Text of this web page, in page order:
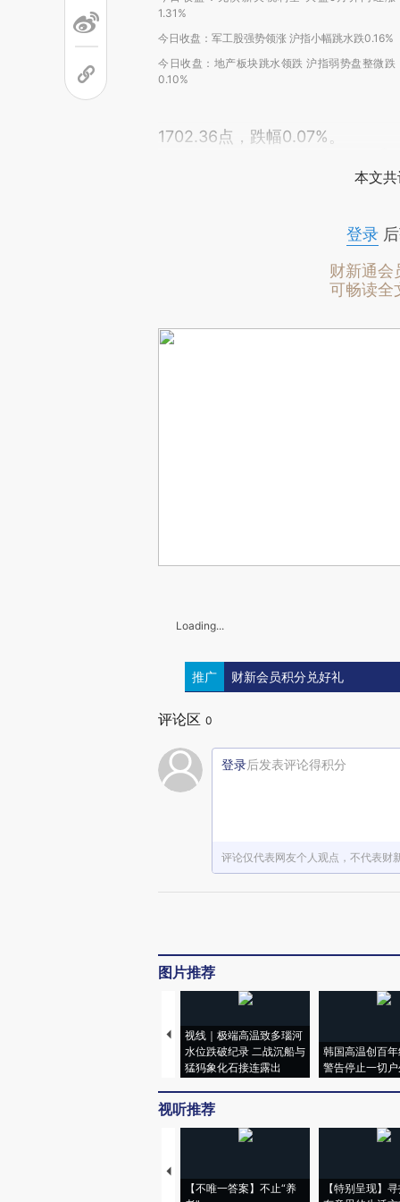
1.31%
今日收盘：军工股强势领涨 沪指小幅跳水跌0.16%
今日收盘：地产板块跳水领跌 沪指弱势盘整微跌
0.10%
1702.36点，跌幅0.07%。
本文共
登录后
财新通会
可畅读全
Loading...
推广 财新会员积分兑好礼
评论区 0
登录后发表评论得积分
评论仅代表网友个人观点，不代表财
图片推荐
视线｜极端高温致多瑙河
水位跌破纪录 二战沉船与
猛犸象化石接连露出
韩国高温创百
警告停止一切
视听推荐
【不唯一答案】不止“养
【特别呈现】